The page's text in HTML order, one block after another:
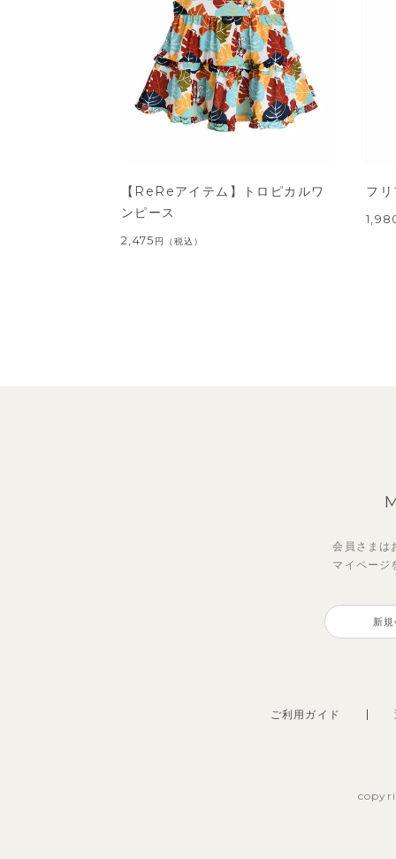
【ReReアイテム】トロピカルワ
ンピース
2,475 円 （税込）
フ
会員さまは
マイページ
新
ご利用ガイド